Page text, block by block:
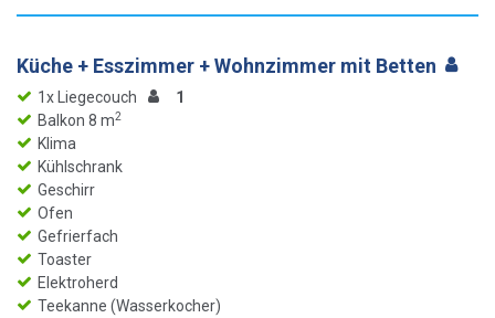
Küche + Esszimmer + Wohnzimmer mit Betten
1x Liegecouch
1
Balkon 8 m2
Klima
Kühlschrank
Geschirr
Ofen
Gefrierfach
Toaster
Elektroherd
Teekanne (Wasserkocher)